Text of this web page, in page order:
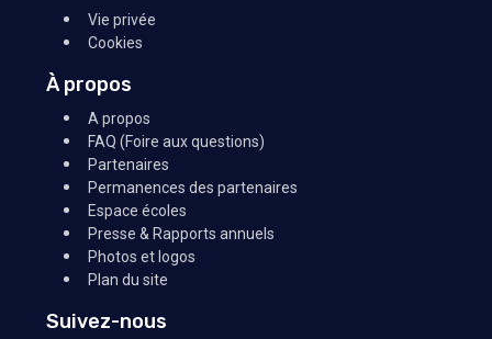
Vie privée
Cookies
À propos
A propos
FAQ (Foire aux questions)
Partenaires
Permanences des partenaires
Espace écoles
Presse & Rapports annuels
Photos et logos
Plan du site
Suivez-nous